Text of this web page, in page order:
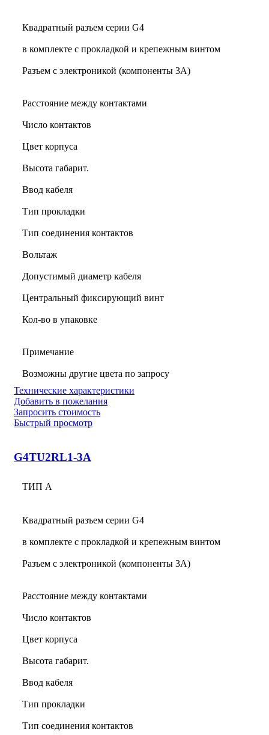
Квадратный разъем серии G4
в комплекте с прокладкой и крепежным винтом
Разъем с электроникой (компоненты 3A)
Расстояние между контактами
Число контактов
Цвет корпуса
Высота габарит.
Ввод кабеля
Тип прокладки
Тип соединения контактов
Вольтаж
Допустимый диаметр кабеля
Центральный фиксирующий винт
Кол-во в упаковке
Примечание
Возможны другие цвета по запросу
Технические характеристики
Добавить в пожелания
Запросить стоимость
Быстрый просмотр
G4TU2RL1-3A
ТИП А
Квадратный разъем серии G4
в комплекте с прокладкой и крепежным винтом
Разъем с электроникой (компоненты 3A)
Расстояние между контактами
Число контактов
Цвет корпуса
Высота габарит.
Ввод кабеля
Тип прокладки
Тип соединения контактов